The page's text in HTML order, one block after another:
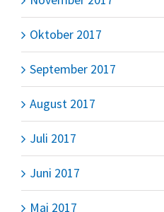
Oktober 2017
September 2017
August 2017
Juli 2017
Juni 2017
Mai 2017